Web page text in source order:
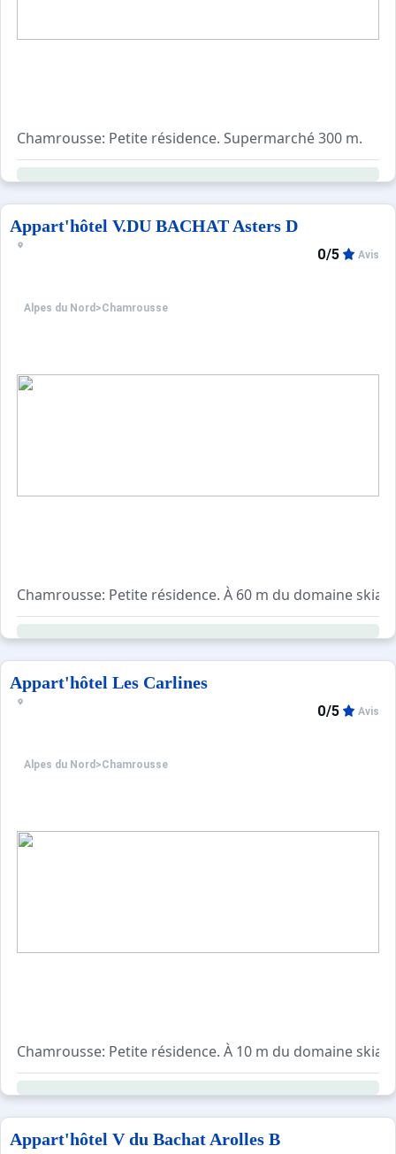
Chamrousse: Petite résidence. Supermarché 300 m.
Appart'hôtel V.DU BACHAT Asters D
Alpes du Nord >Chamrousse
0/5 Avis
Chamrousse: Petite résidence. À 60 m du domaine
Appart'hôtel Les Carlines
Alpes du Nord >Chamrousse
0/5 Avis
Chamrousse: Petite résidence. À 10 m du domaine
Appart'hôtel V du Bachat Arolles B